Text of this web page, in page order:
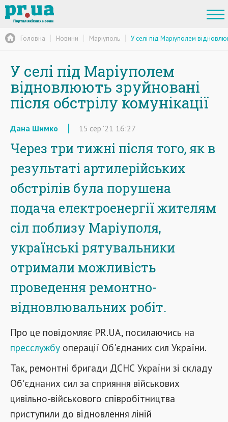
Головна Новини Маріуполь У селі під Маріуполем
У селі під Маріуполем
відновлюють зруйновані
після обстрілу комунікації
Дана Шимко 15 сер '21 16:27
Через три тижні після того, як в
результаті артилерійських
обстрілів була порушена
подача електроенергії жителям
сіл поблизу Маріуполя,
українські рятувальники
отримали можливість
проведення ремонтно-
відновлювальних робіт.
Про це повідомляє PR.UA, посилаючись на
пресслужбу операції Об'єднаних сил України.
Так, ремонтні бригади ДСНС України зі складу
Об'єднаних сил за сприяння військових
цивільно-військового співробітництва
приступили до відновлення ліній